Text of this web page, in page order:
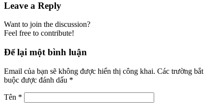
Leave a Reply
Want to join the discussion?
Feel free to contribute!
Để lại một bình luận
Email của bạn sẽ không được hiển thị công khai. Các trường bắt
buộc được đánh dấu *
Tên *